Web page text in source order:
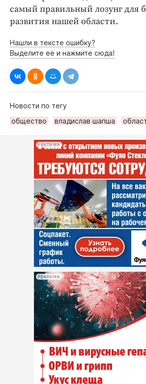
самый правильный лозунг для
развития нашей области.
Нашли в тексте ошибку?
Выделите её и нажмите сюда!
Новости по тегу
общество
владислав шапша
РЕКЛАМА
РЕКЛАМА